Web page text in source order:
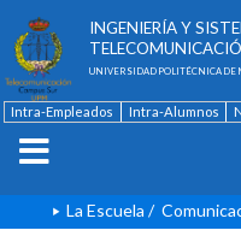
INGENIERÍA Y
UNIVERSIDAD POLITÉCNICA DE
Intra-Empleados Intra-Alumnos
La Escuela /